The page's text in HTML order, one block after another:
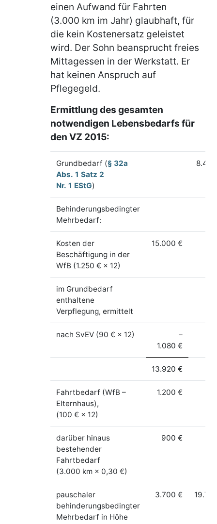
einen Aufwand für Fahrten
(3.000 km im Jahr) glaubhaft, für
die kein Kostenersatz geleistet
wird. Der Sohn beansprucht freies
Mittagessen in der Werkstatt. Er
hat keinen Anspruch auf
Pflegegeld.
Ermittlung des gesamten
notwendigen Lebensbedarfs für
den VZ 2015:
Grundbedarf (§ 32a
Abs. 1 Satz 2
Nr. 1 EStG)
Behinderungsbedingter
Mehrbedarf:
Kosten der
Beschäftigung in der
WfB (1.250 € × 12)
15.000 €
im Grundbedarf
enthaltene
Verpflegung, ermittelt
nach SvEV (90 € × 12)
–
1.080 €
13.920 €
Fahrtbedarf (WfB –
Elternhaus),
(100 € × 12)
1.200 €
darüber hinaus
bestehender
Fahrtbedarf
(3.000 km × 0,30 €)
900 €
pauschaler
behinderungsbedingter
Mehrbedarf in Höhe
3.700 €